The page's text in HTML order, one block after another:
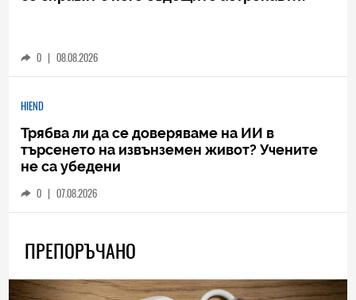
0 | 08.08.2026
HIEND
Трябва ли да се доверяваме на ИИ в
търсенето на извънземен живот? Учените
не са убедени
0 | 07.08.2026
ПРЕПОРЪЧАНО